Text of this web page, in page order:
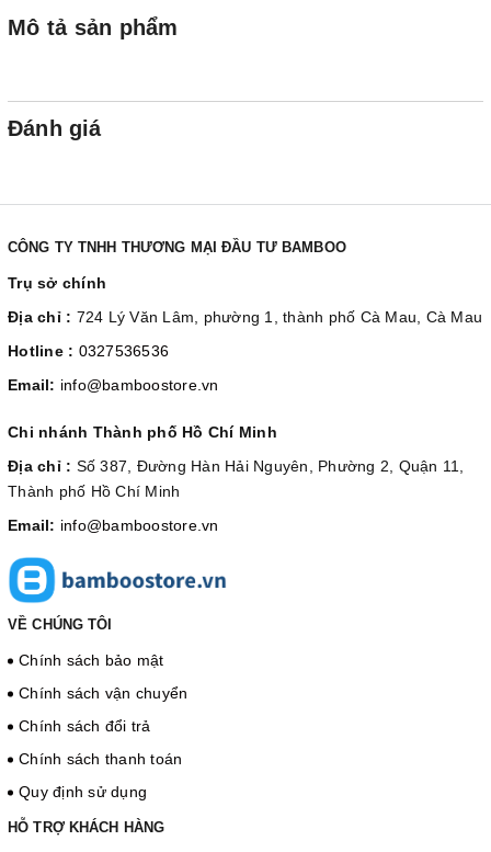
Mô tả sản phẩm
Đánh giá
CÔNG TY TNHH THƯƠNG MẠI ĐẦU TƯ BAMBOO
Trụ sở chính
Địa chỉ : 724 Lý Văn Lâm, phường 1, thành phố Cà Mau, Cà Mau
Hotline : 0327536536
Email: info@bamboostore.vn
Chi nhánh Thành phố Hồ Chí Minh
Địa chỉ : Số 387, Đường Hàn Hải Nguyên, Phường 2, Quận 11,
Thành phố Hồ Chí Minh
Email: info@bamboostore.vn
VỀ CHÚNG TÔI
Chính sách bảo mật
Chính sách vận chuyển
Chính sách đổi trả
Chính sách thanh toán
Quy định sử dụng
HỖ TRỢ KHÁCH HÀNG